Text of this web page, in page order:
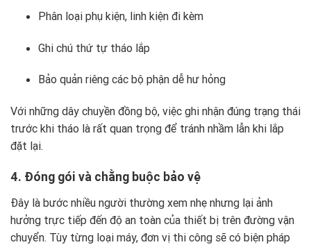
Phân loại phụ kiện, linh kiện đi kèm
Ghi chú thứ tự tháo lắp
Bảo quản riêng các bộ phận dễ hư hỏng
Với những dây chuyền đồng bộ, việc ghi nhận đúng trạng thái
trước khi tháo là rất quan trọng để tránh nhầm lẫn khi lắp
đặt lại.
4. Đóng gói và chằng buộc bảo vệ
Đây là bước nhiều người thường xem nhẹ nhưng lại ảnh
hưởng trực tiếp đến độ an toàn của thiết bị trên đường vận
chuyển. Tùy từng loại máy, đơn vị thi công sẽ có biện pháp